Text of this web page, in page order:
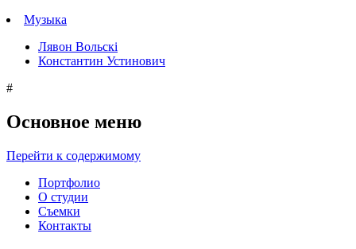
Музыка
Лявон Вольскi
Константин Устинович
#
Основное меню
Перейти к содержимому
Портфолио
О студии
Cъемки
Контакты